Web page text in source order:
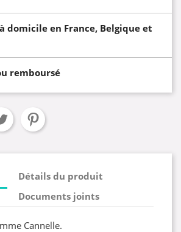
domicile en France, Belgique et
remboursé
Détails du produit
Documents joints
Cannelle.